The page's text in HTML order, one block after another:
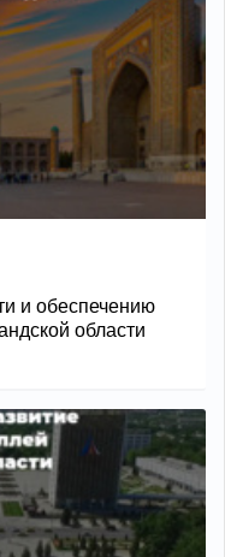
и обеспечению
области